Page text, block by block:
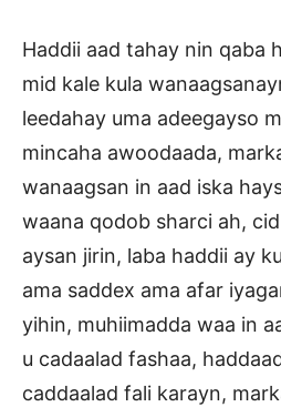
Haddii aad tahay nin qaba
mid kale kula
leedahay uma adeegayso
mincaha awoodaada,
wanaagsan in aad iska
waana qodob sharci ah,
aysan jirin, laba haddii ay
ama saddex ama afar
yihin, muhiimadda waa in
u cadaalad fashaa,
caddaalad fali karayn,